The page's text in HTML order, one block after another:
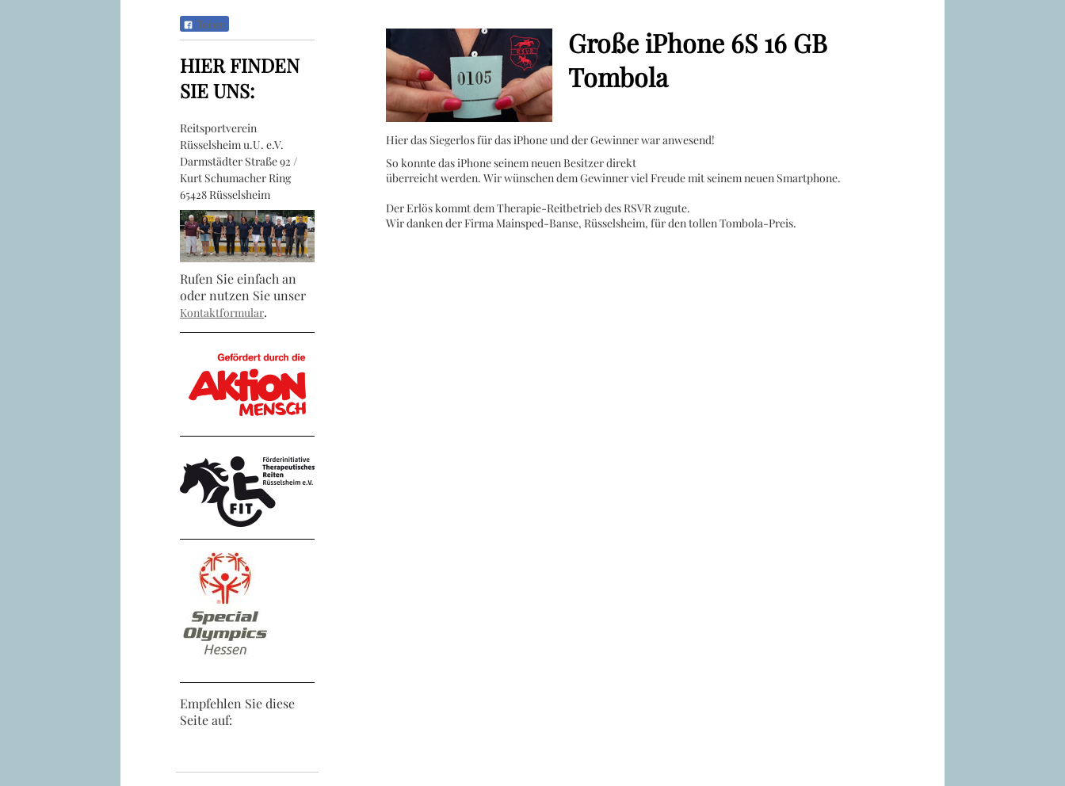
Teilen
HIER FINDEN
SIE UNS:
Reitsportverein
Rüsselsheim u.U. e.V.
Darmstädter Straße 92 /
Kurt Schumacher Ring
65428 Rüsselsheim
Rufen Sie einfach an
oder nutzen Sie unser
Kontaktformular.
Empfehlen Sie diese
Seite auf:
Große iPhone 6S 16 GB
Tombola
Hier das Siegerlos für das iPhoneund der Gewinner war anwesend!
So konnte das iPhone seinem neuen Besitzer direkt
überreicht werden. Wir wünschen dem Gewinner viel Freude mit seinem neuen Smartphone.
Der Erlös kommt dem Therapie-Reitbetrieb des RSVR zugute.
Wir danken der Firma Mainsped-Banse, Rüsselsheim, für den tollen Tombola-Preis.